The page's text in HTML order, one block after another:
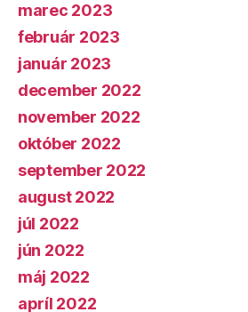
marec 2023
február 2023
január 2023
december 2022
november 2022
október 2022
september 2022
august 2022
júl 2022
jún 2022
máj 2022
apríl 2022